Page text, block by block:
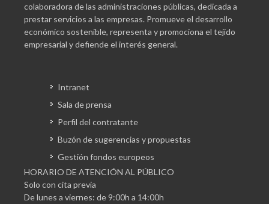
colaboradora de las administraciones públicas, dedicada a
prestar servicios a las empresas. Promueve el desarrollo
económico sostenible, representa y promociona el tejido
empresarial y defiende el interés general.
Intranet
Sala de prensa
Perfil del contratante
Buzón de sugerencias y propuestas
Gestión fondos europeos
HORARIO DE ATENCIÓN AL PÚBLICO
Solo con cita previa
De lunes a viernes: de 9:00h a 14:00h